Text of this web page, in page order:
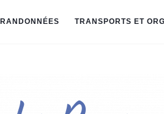
RANDONNÉES TRANSPORTS ET